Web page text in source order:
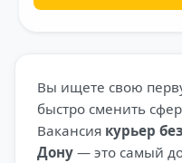
Вы ищете свою
быстро сменить
Вакансия курьер
Дону — это самый